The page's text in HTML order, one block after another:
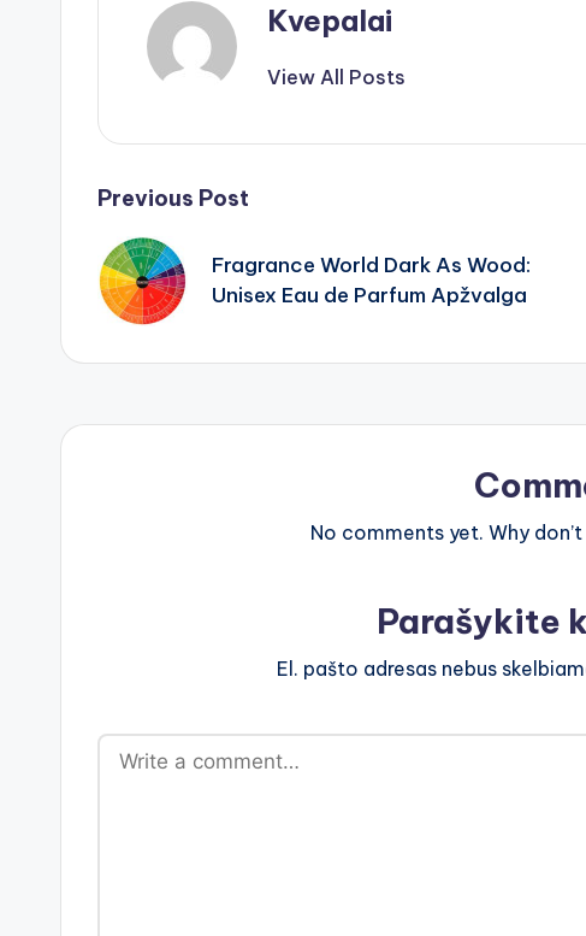
Kvepalai
View All Posts
Post
navigation
Previous Post
Fragrance World Dark As Wood:
Unisex Eau de Parfum Apžvalga
No comments yet. Why
Parašykite
El. pašto adresas nebus